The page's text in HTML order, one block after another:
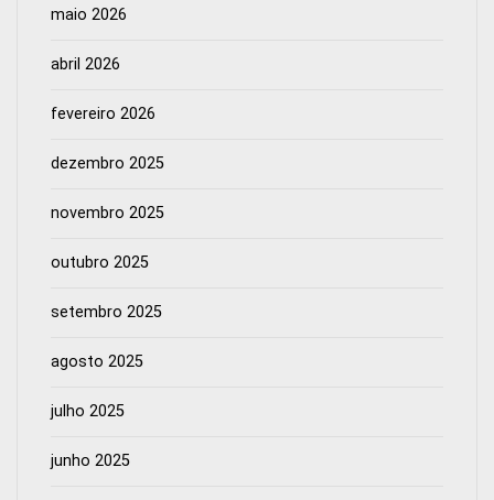
maio 2026
abril 2026
fevereiro 2026
dezembro 2025
novembro 2025
outubro 2025
setembro 2025
agosto 2025
julho 2025
junho 2025